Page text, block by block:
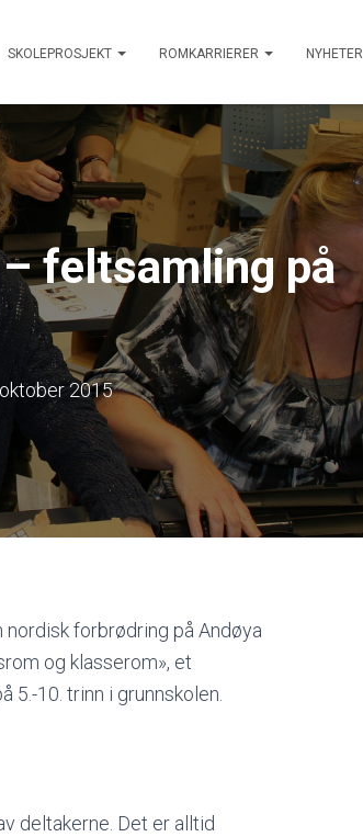
SKOLEPROSJEKT ROMKARRIERER NYHETER
feltsamling på
2015
forbrødring på Andøya
og klasserom», et
10. trinn i grunnskolen.
deltakerne. Det er alltid